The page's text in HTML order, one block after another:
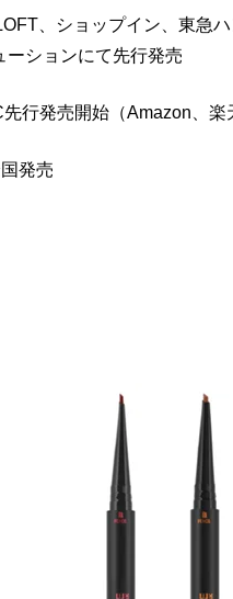
、ショップイン、東急
ーションにて先行発売
行発売開始（Amazon、楽
発売